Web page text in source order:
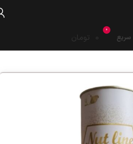
سریع
0
0 تومان